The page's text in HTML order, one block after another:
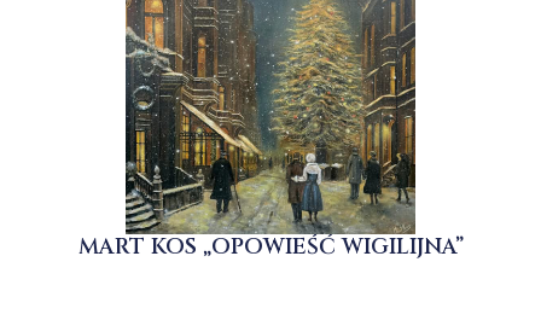
MART KOS „OPOWIEŚĆ WIGILIJNA”